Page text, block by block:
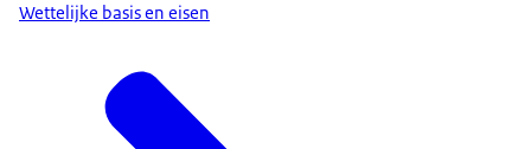
Wettelijke basis en eisen